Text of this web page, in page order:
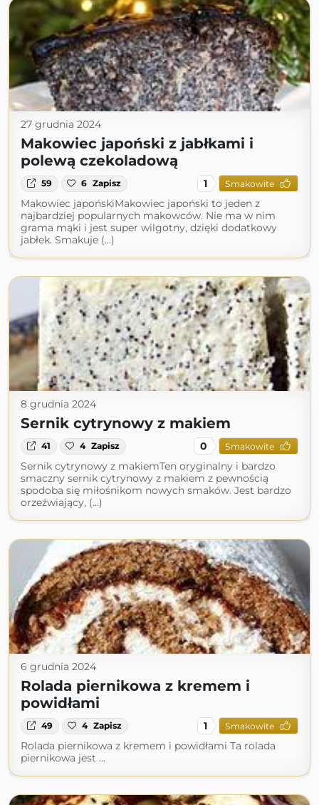
27 grudnia 2024
Makowiec japoński z jabłkami i
polewą czekoladową
59 6 Zapisz 1 Smakowite
Makowiec japońskiMakowiec japoński to jeden z
najbardziej popularnych makowców. Nie ma w nim
grama mąki i jest super wilgotny, dzięki dodatkowy
jabłek. Smakuje (...)
8 grudnia 2024
Sernik cytrynowy z makiem
41 4 Zapisz 0 Smakowite
Sernik cytrynowy z makiemTen oryginalny i bardzo
smaczny sernik cytrynowy z makiem z pewnością
spodoba się miłośnikom nowych smaków. Jest bardzo
orzeźwiający, (...)
6 grudnia 2024
Rolada piernikowa z kremem i
powidłami
49 4 Zapisz 1 Smakowite
Rolada piernikowa z kremem i powidłami Ta rolada
piernikowa jest …